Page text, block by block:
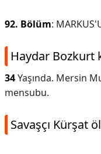
92. Bölüm:
Haydar Bozkurt
34Yaşında. Mersin
mensubu.
Savaşçı Kürşat